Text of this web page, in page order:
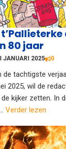
80 jaar
JANUARI 2025 0
de tachtigste
2025, wil de
kijker zetten. In
Verder lezen